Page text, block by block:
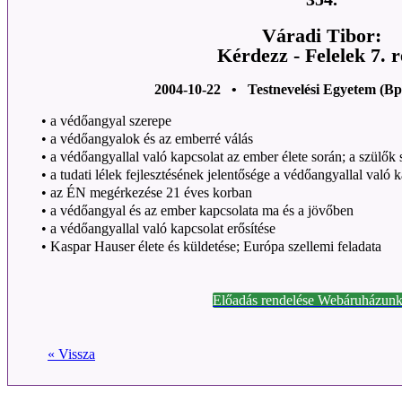
Váradi Tibor:
Kérdezz - Felelek 7.
2004-10-22 • Testnevelési Egyetem
• a védőangyal szerepe
• a védőangyalok és az emberré válás
• a védőangyallal való kapcsolat az ember élete során; a szülők
• a tudati lélek fejlesztésének jelentősége a védőangyallal való
• az ÉN megérkezése 21 éves korban
• a védőangyal és az ember kapcsolata ma és a jövőben
• a védőangyallal való kapcsolat erősítése
• Kaspar Hauser élete és küldetése; Európa szellemi feladata
Előadás rendelése
« Vissza